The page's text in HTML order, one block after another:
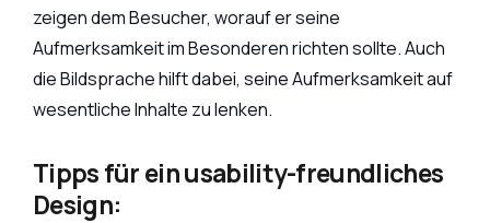
zeigen dem Besucher, worauf er seine
Aufmerksamkeit im Besonderen richten sollte. Auch
die Bildsprache hilft dabei, seine Aufmerksamkeit auf
wesentliche Inhalte zu lenken.
Tipps für ein usability-freundliches
Design: